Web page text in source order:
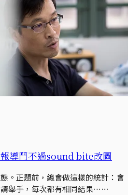
導鬥不過sound bite改圖
。正題前，總會做這樣的統計：會
舉手，每次都有相同結果……